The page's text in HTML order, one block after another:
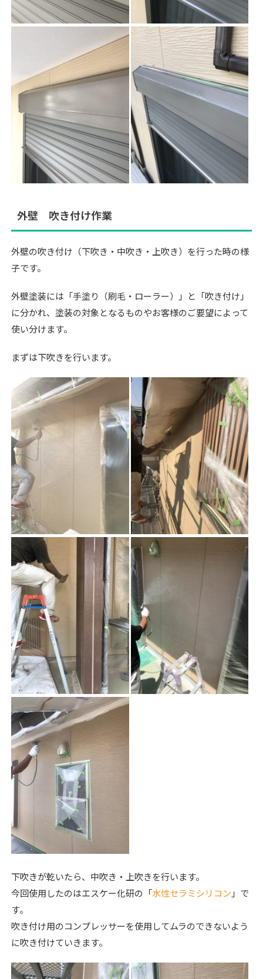
外壁 吹き付け作業
外壁の吹き付け（下吹き・中吹き・上吹き）を行った時の様
子です。
外壁塗装には「手塗り（刷毛・ローラー）」と「吹き付け」
に分かれ、塗装の対象となるものやお客様のご要望によって
使い分けます。
まずは下吹きを行います。
下吹きが乾いたら、中吹き・上吹きを行います。
今回使用したのはエスケー化研の「水性セラミシリコン 」で
す。
吹き付け用のコンプレッサーを使用してムラのできないよう
に吹き付けていきます。